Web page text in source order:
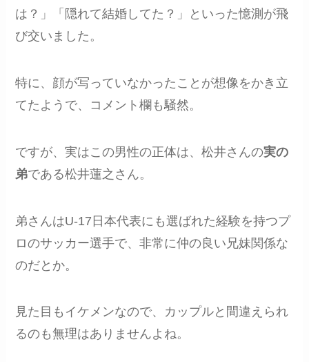
は？」「隠れて結婚してた？」といった憶測が飛
び交いました。
特に、顔が写っていなかったことが想像をかき立
てたようで、コメント欄も騒然。
ですが、実はこの男性の正体は、松井さんの実の
弟である松井蓮之さん。
弟さんはU-17日本代表にも選ばれた経験を持つプ
ロのサッカー選手で、非常に仲の良い兄妹関係な
のだとか。
見た目もイケメンなので、カップルと間違えられ
るのも無理はありませんよね。